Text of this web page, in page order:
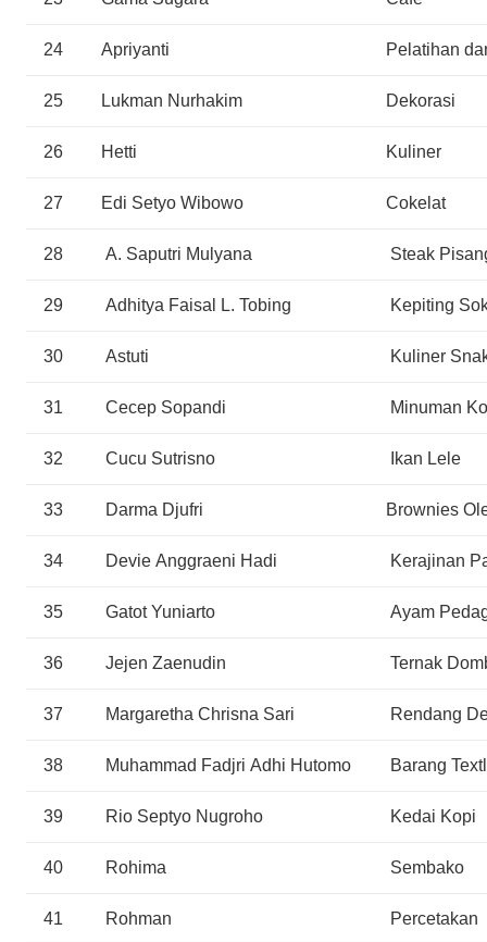
24 Apriyanti Pelatihan
25 Lukman Nurhakim Dekorasi
26 Hetti Kuliner
27 Edi Setyo Wibowo Cokelat
28 A. Saputri Mulyana Steak
29 Adhitya Faisal L. Tobing Kepiting
30 Astuti Kuliner
31 Cecep Sopandi Minuman
32 Cucu Sutrisno Ikan Lele
33 Darma Djufri Brownies
34 Devie Anggraeni Hadi Kerajinan
35 Gatot Yuniarto Ayam
36 Jejen Zaenudin Ternak
37 Margaretha Chrisna Sari Rendang
38 Muhammad Fadjri Adhi Hutomo Barang
39 Rio Septyo Nugroho Kedai Kopi
40 Rohima Sembako
41 Rohman Percetakan